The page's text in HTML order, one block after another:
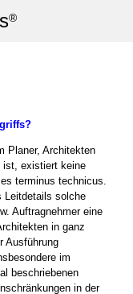
®
Planer, Architekten
ist, existiert keine
terminus technicus.
Leitdetails solche
Auftragnehmer eine
in ganz
Ausführung
im
beschriebenen
in der